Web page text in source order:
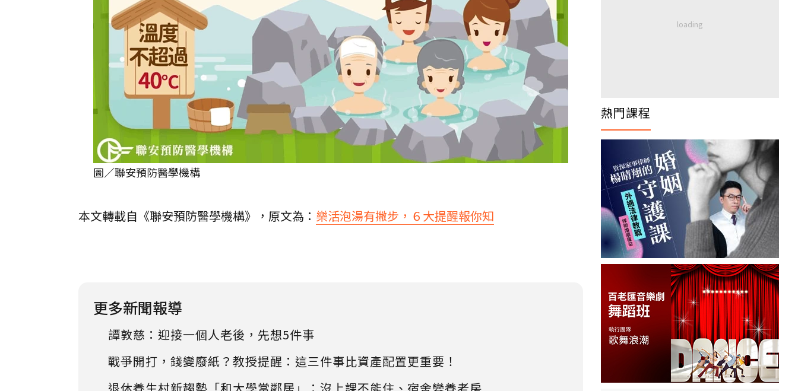
圖／聯安預防醫學機構
本文轉載自《聯安預防醫學機構》，原文為： 樂活泡湯有撇步，６大提醒報你知
更多新聞報導
譚敦慈：迎接一個人老後，先想5件事
戰爭開打，錢變廢紙？教授提醒：這三件事比資產配置更重要！
熱門課程